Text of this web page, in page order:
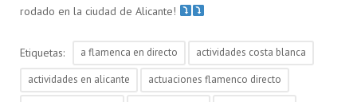
rodado en la ciudad de Alicante!
Etiquetas: a flamenca en directo
actividades costa blanca
actividades en alicante
actuaciones flamenco directo